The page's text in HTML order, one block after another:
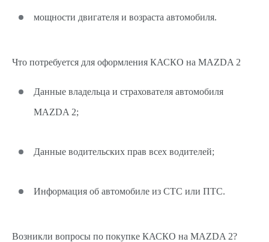
мощности двигателя и возраста автомобиля.
Что потребуется для оформления КАСКО на MAZDA 2
Данные владельца и страхователя автомобиля
MAZDA 2;
Данные водительских прав всех водителей;
Информация об автомобиле из СТС или ПТС.
Возникли вопросы по покупке КАСКО на MAZDA 2?